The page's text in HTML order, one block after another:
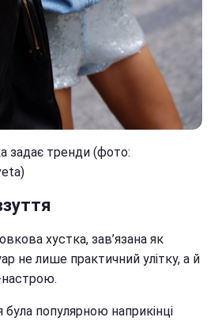
тренди (фото:
хустка, зав’язана як
не лише практичний улітку, а й
була популярною наприкінці